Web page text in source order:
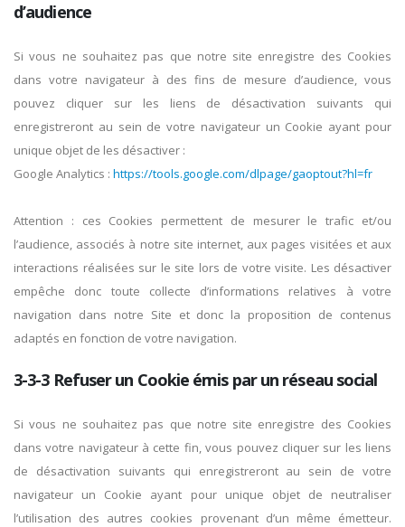
d’audience
Si vous ne souhaitez pas que notre site enregistre des Cookies
dans votre navigateur à des fins de mesure d’audience, vous
pouvez cliquer sur les liens de désactivation suivants qui
enregistreront au sein de votre navigateur un Cookie ayant pour
unique objet de les désactiver :
Google Analytics : https://tools.google.com/dlpage/gaoptout?hl=fr
Attention : ces Cookies permettent de mesurer le trafic et/ou
l’audience, associés à notre site internet, aux pages visitées et aux
interactions réalisées sur le site lors de votre visite. Les désactiver
empêche donc toute collecte d’informations relatives à votre
navigation dans notre Site et donc la proposition de contenus
adaptés en fonction de votre navigation.
3-3-3 Refuser un Cookie émis par un réseau social
Si vous ne souhaitez pas que notre site enregistre des Cookies
dans votre navigateur à cette fin, vous pouvez cliquer sur les liens
de désactivation suivants qui enregistreront au sein de votre
navigateur un Cookie ayant pour unique objet de neutraliser
l’utilisation des autres cookies provenant d’un même émetteur.